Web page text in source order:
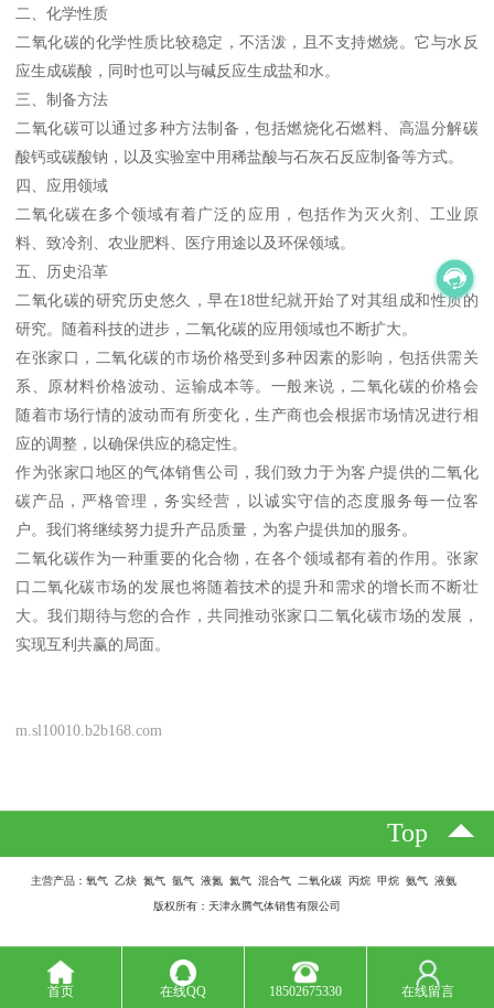
二、化学性质
二氧化碳的化学性质比较稳定，不活泼，且不支持燃烧。它与水反
应生成碳酸，同时也可以与碱反应生成盐和水。
三、制备方法
二氧化碳可以通过多种方法制备，包括燃烧化石燃料、高温分解碳
酸钙或碳酸钠，以及实验室中用稀盐酸与石灰石反应制备等方式。
四、应用领域
二氧化碳在多个领域有着广泛的应用，包括作为灭火剂、工业原
料、致冷剂、农业肥料、医疗用途以及环保领域。
五、历史沿革
二氧化碳的研究历史悠久，早在18世纪就开始了对其组成和性质的
研究。随着科技的进步，二氧化碳的应用领域也不断扩大。
在张家口，二氧化碳的市场价格受到多种因素的影响，包括供需关
系、原材料价格波动、运输成本等。一般来说，二氧化碳的价格会
随着市场行情的波动而有所变化，生产商也会根据市场情况进行相
应的调整，以确保供应的稳定性。
作为张家口地区的气体销售公司，我们致力于为客户提供的二氧化
碳产品，严格管理，务实经营，以诚实守信的态度服务每一位客
户。我们将继续努力提升产品质量，为客户提供加的服务。
二氧化碳作为一种重要的化合物，在各个领域都有着的作用。张家
口二氧化碳市场的发展也将随着技术的提升和需求的增长而不断壮
大。我们期待与您的合作，共同推动张家口二氧化碳市场的发展，
实现互利共赢的局面。
m.sl10010.b2b168.com
Top
主营产品：氧气 乙炔 氮气 氩气 液氮 氦气 混合气 二氧化碳 丙烷 甲烷 氨气 液氨
版权所有：天津永腾气体销售有限公司
首页 在线QQ 18502675330 在线留言